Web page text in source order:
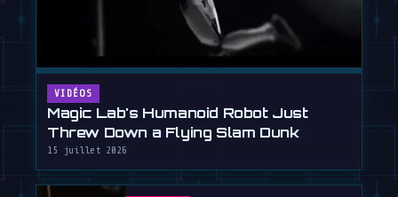
VIDÉOS
Magic Lab's Humanoid Robot Just
Threw Down a Flying Slam Dunk
15 juillet 2026